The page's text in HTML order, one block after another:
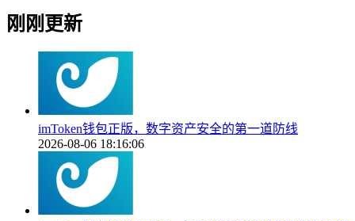
刚刚更新
imToken钱包正版，数字资产安全的第一道防线
2026-08-06 18:16:06